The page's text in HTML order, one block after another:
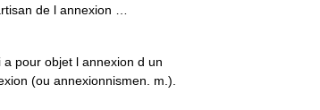
de l annexion …
pour objet l annexion d un
(ou annexionnismen. m.).